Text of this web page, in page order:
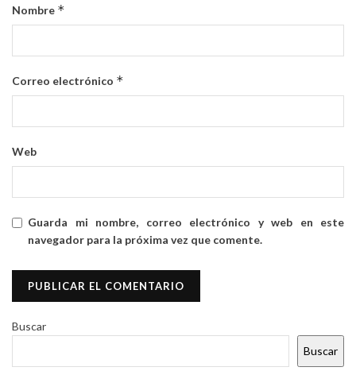
Nombre *
Correo electrónico *
Web
Guarda mi nombre, correo electrónico y web en este
navegador para la próxima vez que comente.
Buscar
Buscar